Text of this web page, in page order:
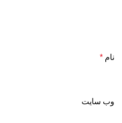
نام *
وب‌ سایت